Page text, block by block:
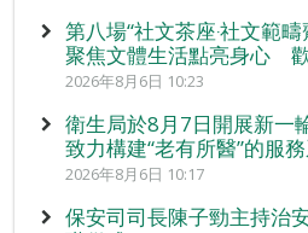
第八場“社文茶座‧社文範
聚焦文體生活點亮身心
2026年8月6日 10:23
衛生局於8月7日開展新一
致力構建“老有所醫”的服
2026年8月6日 10:17
保安司司長陳子勁主持治